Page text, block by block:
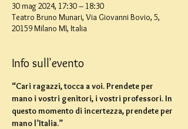
30 mag 2024, 17:30 – 18:30
Teatro Bruno Munari, Via Giovanni Bovio, 5,
20159 Milano MI, Italia
Info sull'evento
“Cari ragazzi, tocca a voi. Prendete per
mano i vostri genitori, i vostri professori. In
questo momento di incertezza, prendete per
mano l’Italia.”